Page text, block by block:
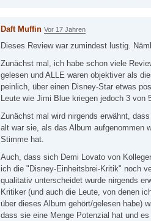
Daft Muffin Vor 17 Jahren
Dieses Review war zumindest lustig.
Zunächst mal, ich habe schon viele
gelesen und ALLE waren objektiver als
peinlich, über einen Disney-Star etwas
Leute wie Jimi Blue kriegen jedoch 3 von
Zunächst mal wird nirgends erwähnt,
alt war sie, als das Album aufgenommen
Stimme hat.
Auch, dass sich Demi Lovato von
ich die "Disney-Einheitsbrei-Kritik" noch
qualitativ unterscheidet wurde nirgends
Kritiker (und auch die Leute, von denen
über dieses Album gehört/gelesen habe)
dass sie eine Menge Potenzial hat und